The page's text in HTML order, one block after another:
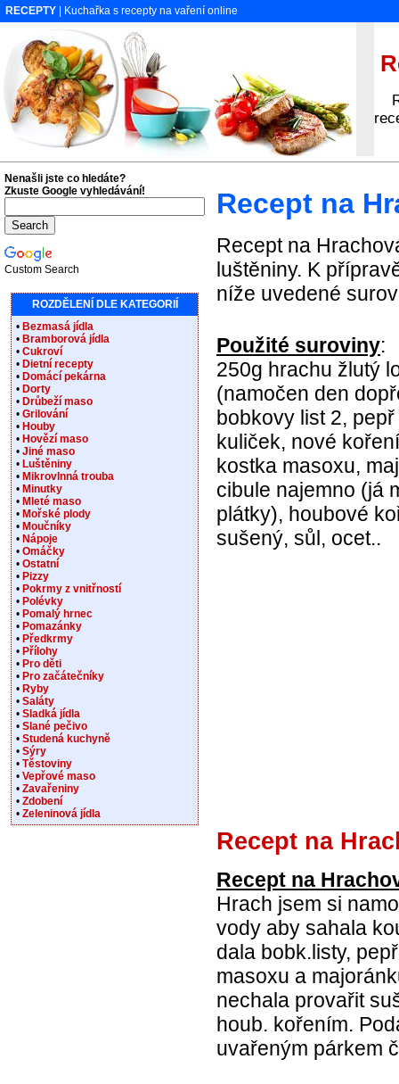
RECEPTY | Kuchařka s recepty na vaření online
Recept na
Recept na
luštěniny. K
níže uvedené
Použité suroviny:
250g hrachu žlutý
(namočen den
bobkovy list 2,
kuliček, nové
kostka masoxu,
cibule najemno (já
plátky), houbové
sušený, sůl, ocet..
Recept na
Recept na
Hrach jsem si
vody aby sahala
dala bobk.listy,
masoxu a
nechala provařit
houb. kořením.
uvařeným párkem
Nenašli jste co hledáte?
Zkuste Google vyhledávání!
Custom Search
ROZDĚLENÍ DLE KATEGORIÍ
• Bezmasá jídla
• Bramborová jídla
• Cukroví
• Dietní recepty
• Domácí pekárna
• Dorty
• Drůbeží maso
• Grilování
• Houby
• Hovězí maso
• Jiné maso
• Luštěniny
• Mikrovlnná trouba
• Minutky
• Mleté maso
• Mořské plody
• Moučníky
• Nápoje
• Omáčky
• Ostatní
• Pizzy
• Pokrmy z vnitřností
• Polévky
• Pomalý hrnec
• Pomazánky
• Předkrmy
• Přílohy
• Pro děti
• Pro začátečníky
• Ryby
• Saláty
• Sladká jídla
• Slané pečivo
• Studená kuchyně
• Sýry
• Těstoviny
• Vepřové maso
• Zavařeniny
• Zdobení
• Zeleninová jídla